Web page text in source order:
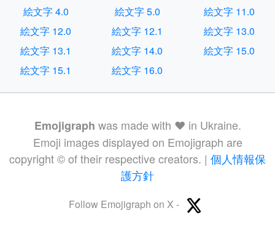
絵文字 4.0
絵文字 5.0
絵文字 11.0
絵文字 12.0
絵文字 12.1
絵文字 13.0
絵文字 13.1
絵文字 14.0
絵文字 15.0
絵文字 15.1
絵文字 16.0
Emojigraph was made with ❤️ in Ukraine.
Emoji images displayed on Emojigraph are
copyright © of their respective creators. | 個人情報保
護方針
Follow Emojigraph on X -